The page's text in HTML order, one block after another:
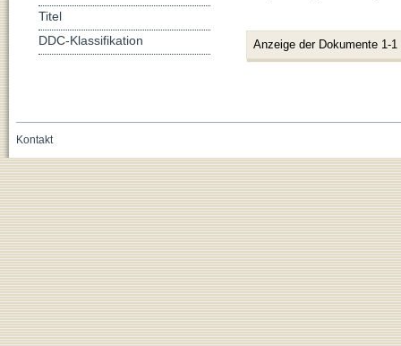
Anzeige der Dokumente 1-1
Titel
DDC-Klassifikation
Kontakt